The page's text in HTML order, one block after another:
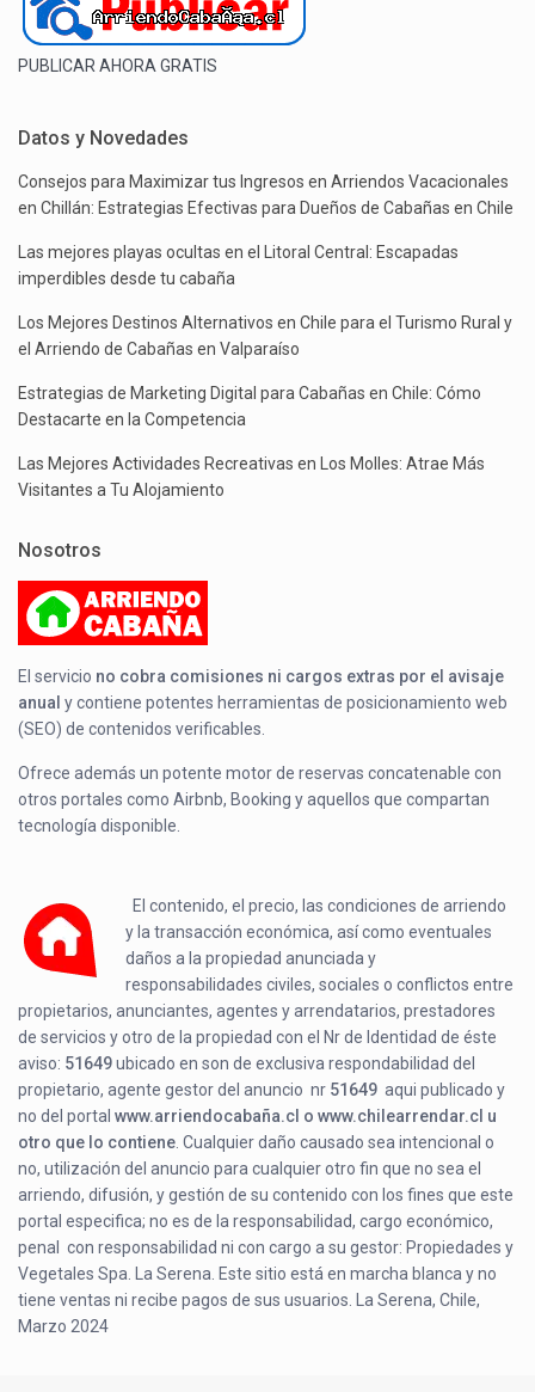
PUBLICAR AHORA GRATIS
Datos y Novedades
Consejos para Maximizar tus Ingresos en Arriendos Vacacionales
en Chillán: Estrategias Efectivas para Dueños de Cabañas en Chile
Las mejores playas ocultas en el Litoral Central: Escapadas
imperdibles desde tu cabaña
Los Mejores Destinos Alternativos en Chile para el Turismo Rural y
el Arriendo de Cabañas en Valparaíso
Estrategias de Marketing Digital para Cabañas en Chile: Cómo
Destacarte en la Competencia
Las Mejores Actividades Recreativas en Los Molles: Atrae Más
Visitantes a Tu Alojamiento
Nosotros
El servicio no cobra comisiones ni cargos extras por el avisaje
anual y contiene potentes herramientas de posicionamiento web
(SEO) de contenidos verificables.
Ofrece además un potente motor de reservas concatenable con
otros portales como Airbnb, Booking y aquellos que compartan
tecnología disponible.
El contenido, el precio, las condiciones de arriendo
y la transacción económica, así como eventuales
daños a la propiedad anunciada y
responsabilidades civiles, sociales o conflictos entre
propietarios, anunciantes, agentes y arrendatarios, prestadores
de servicios y otro de la propiedad con el Nr de Identidad de éste
aviso: 51649ubicado enson de exclusiva respondabilidad del
propietario, agente gestor del anuncio nr 51649 aqui publicado y
no del portalwww.arriendocabaña.cl o www.chilearrendar.cl u
otro que lo contiene . Cualquier daño causado sea intencional o
no, utilización del anuncio para cualquier otro fin que no sea el
arriendo, difusión, y gestión de su contenido con los fines que este
portal especifica; no es de la responsabilidad, cargo económico,
penal con responsabilidad ni con cargo a su gestor: Propiedades y
Vegetales Spa. La Serena. Este sitio está en marcha blanca y no
tiene ventas ni recibe pagos de sus usuarios. La Serena, Chile,
Marzo 2024